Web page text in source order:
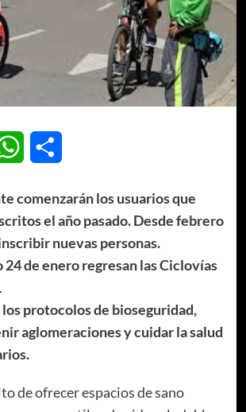
WhatsApp
comenzarán los usuarios que
el año pasado. Desde febrero
nuevas personas.
24 de enero regresan las Ciclovías
.
protocolos de bioseguridad,
aglomeraciones y cuidar la salud
de ofrecer espacios de sano